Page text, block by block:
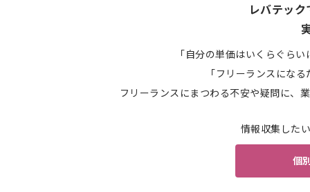
レバテッ
「自分の単価はいくらぐら
「フリーランスにな
フリーランスにまつわる不安や疑問に、
情報収集した
個